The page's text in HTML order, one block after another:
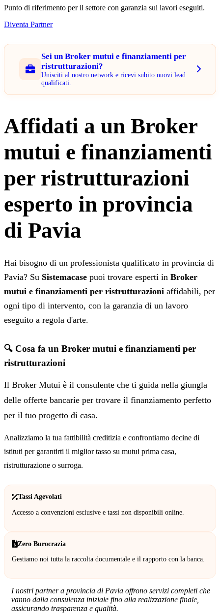
Punto di riferimento per il settore con garanzia sui lavori eseguiti.
Diventa Partner
Sei un Broker mutui e finanziamenti per
ristrutturazioni?
Unisciti al nostro network e ricevi subito nuovi lead
qualificati.
Affidati a un Broker
mutui e finanziamenti
per ristrutturazioni
esperto in provincia
di Pavia
Hai bisogno di un professionista qualificato in provincia di
Pavia? Su Sistemacase puoi trovare esperti in Broker
mutui e finanziamenti per ristrutturazioni affidabili, per
ogni tipo di intervento, con la garanzia di un lavoro
eseguito a regola d'arte.
🔍 Cosa fa un Broker mutui e finanziamenti per
ristrutturazioni
Il Broker Mutui è il consulente che ti guida nella giungla
delle offerte bancarie per trovare il finanziamento perfetto
per il tuo progetto di casa.
Analizziamo la tua fattibilità creditizia e confrontiamo decine di
istituti per garantirti il miglior tasso su mutui prima casa,
ristrutturazione o surroga.
Tassi Agevolati
Accesso a convenzioni esclusive e tassi non disponibili online.
Zero Burocrazia
Gestiamo noi tutta la raccolta documentale e il rapporto con la banca.
I nostri partner a provincia di Pavia offrono servizi completi che
vanno dalla consulenza iniziale fino alla realizzazione finale,
assicurando trasparenza e qualità.